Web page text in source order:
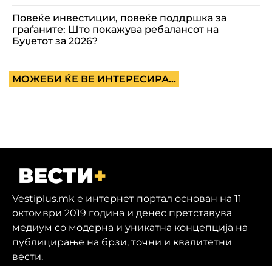
Повеќе инвестиции, повеќе поддршка за
граѓаните: Што покажува ребалансот на
Буџетот за 2026?
МОЖЕБИ ЌЕ ВЕ ИНТЕРЕСИРА...
Vestiplus.mk е интернет портал основан на 11
октомври 2019 година и денес претставува
медиум со модерна и уникатна концепција на
публицирање на брзи, точни и квалитетни
вести.